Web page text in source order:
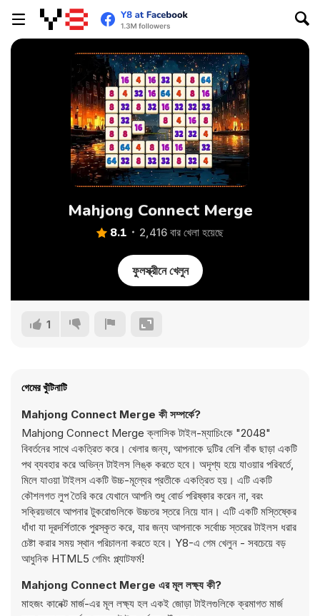
Mahjong Connect Merge
8.1 2,416 বার খেলা হয়েছে
ফুলস্ক্রীনে খেলুন
1
গেমের খুঁটিনাটি
Mahjong Connect Merge কী সম্পর্কে?
Mahjong Connect Merge ক্লাসিক টাইল-ম্যাচিংকে "2048"
বিবর্তনের সাথে একত্রিত করে। খেলার জন্য, আপনাকে দুটির বেশি বাঁক ছাড়া একটি
পথ ব্যবহার করে অভিন্ন টাইলস লিঙ্ক করতে হবে। অদৃশ্য হয়ে যাওয়ার পরিবর্তে,
মিলে যাওয়া টাইলস একটি উচ্চ-মূল্যের প্রতীকে একত্রিত হয়। এটি একটি
কৌশলগত লুপ তৈরি করে যেখানে আপনি শুধু বোর্ড পরিষ্কার করেন না, বরং
সক্রিয়ভাবে আপনার টুকরোগুলিকে উচ্চতর স্তরে নিয়ে যান। এটি একটি মস্তিষ্কের
ধাঁধা যা দূরদর্শিতাকে পুরস্কৃত করে, যার জন্য আপনাকে সর্বোচ্চ স্তরের টাইলস ধরার
চেষ্টা করার সময় স্থান পরিচালনা করতে হবে। Y8-এ গেম খেলুন - সবচেয়ে বড়
আধুনিক HTML5 গেমিং প্ল্যাটফর্ম!
Mahjong Connect Merge এর মূল লক্ষ্য কী?
মাহজং কানেক্ট মার্জ-এর মূল লক্ষ্য হল একই জোড়া টাইলগুলিকে ক্রমাগত মার্জ